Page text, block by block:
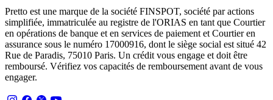
Pretto est une marque de la société FINSPOT, société par actions
simplifiée, immatriculée au registre de l'ORIAS en tant que Courtier
en opérations de banque et en services de paiement et Courtier en
assurance sous le numéro 17000916, dont le siège social est situé 42
Rue de Paradis, 75010 Paris. Un crédit vous engage et doit être
remboursé. Vérifiez vos capacités de remboursement avant de vous
engager.